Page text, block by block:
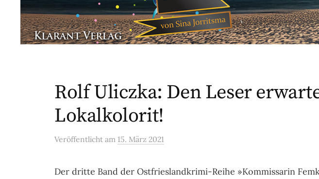
Rolf Uliczka: Den Leser
Lokalkolorit!
Veröffentlicht am 15. März 2021
Der dritte Band der Ostfrieslandkrimi-Reihe »Kommissarin